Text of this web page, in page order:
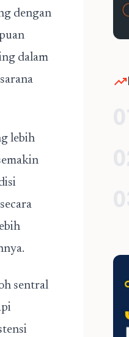
dengan
dalam
lebih
sentral
trending_up